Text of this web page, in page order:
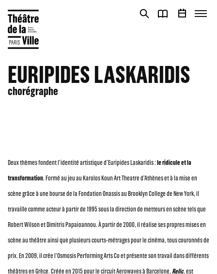
EURIPIDES LASKARIDIS
chorégraphe
Deux thèmes fondent l’identité artistique d’Euripides Laskaridis :le ridicule et la
transformation. Formé au jeu au Karolos Koun Art Theatre d’Athènes et à la mise en
scène grâce à une bourse de la Fondation Onassis au Brooklyn College de New York, il
travaille comme acteur à partir de 1995 sous la direction de metteurs en scène tels que
Robert Wilson et Dimitris Papaioannou. À partir de 2000, il réalise ses propres mises en
scène au théâtre ainsi que plusieurs courts-métrages pour le cinéma, tous couronnés de
prix. En 2009, il crée l'Osmosis Performing Arts Co et présente son travail dans différents
théâtres en Grèce. Créée en 2015 pour le circuit Aerowaves à Barcelone, Relic, est